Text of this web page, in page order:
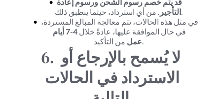
التأجير. من أي استرداد، حيثما ينطبق ذلك.
في حال الموافقة عليها، عادةً خلال
عمل من التأكيد.
6. لا يُسمح بالإرجاع أو